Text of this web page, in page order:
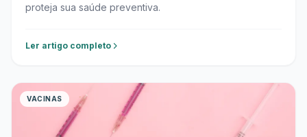
proteja sua saúde preventiva.
Ler artigo completo
VACINAS